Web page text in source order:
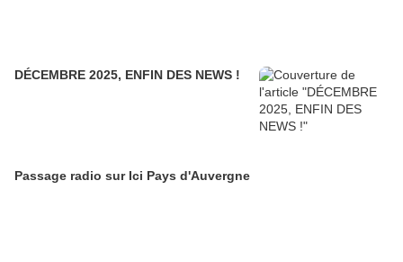
DÉCEMBRE 2025, ENFIN DES NEWS !
Passage radio sur Ici Pays d'Auvergne